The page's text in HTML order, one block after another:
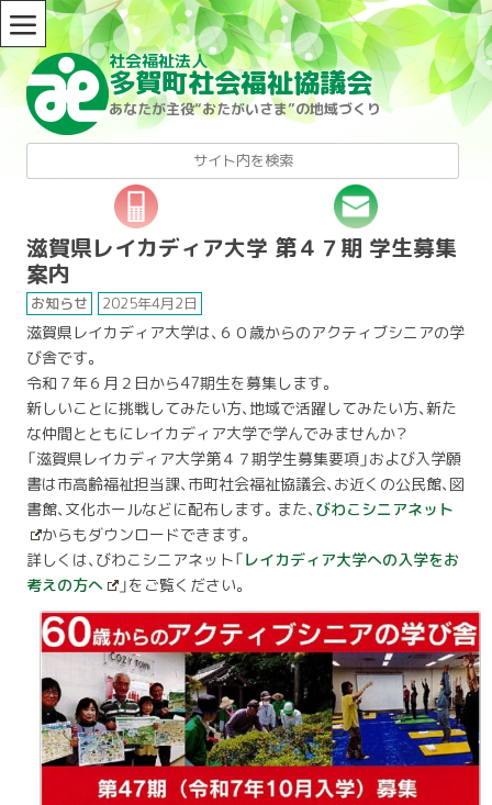
社会福祉法人
多賀町社会福祉協議会
あなたが主役“おたがいさま”の地域づくり
検
≡
Skip to content
滋賀県レイカディア大学 第４７期 学生募集
案内
お知らせ 2025年4月2日
滋賀県レイカディア大学は、６０歳からのアクティブシニアの学
び舎です。
令和７年６月２日から47期生を募集します。
新しいことに挑戦してみたい方、地域で活躍してみたい方、新た
な仲間とともにレイカディア大学で学んでみませんか？
「滋賀県レイカディア大学第４７期学生募集要項」および入学願
書は市高齢福祉担当課、市町社会福祉協議会、お近くの公民館、図
書館、文化ホールなどに配布します。また、 びわこシニアネット
からもダウンロードできます。
詳しくは、びわこシニアネット「レイカディア大学への入学をお
考えの方へ
」をご覧ください。